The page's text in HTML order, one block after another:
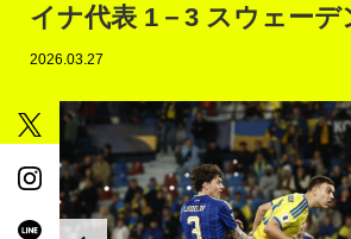
イナ代表 1－3 スウェーデ
2026.03.27